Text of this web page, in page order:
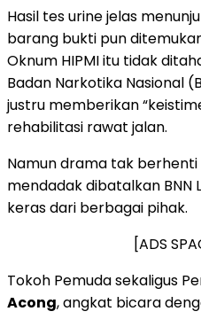
Hasil tes urine jelas
barang bukti pun
Oknum HIPMI itu tidak
Badan Narkotika Nasional
justru memberikan
rehabilitasi rawat jalan.
Namun drama tak berhenti
mendadak dibatalkan BNN
keras dari berbagai pihak.
[ADS
Tokoh Pemuda sekaligus
Acong, angkat bicara